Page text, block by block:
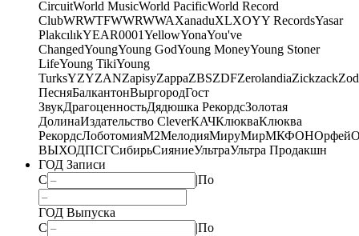
CircuitWorld MusicWorld PacificWorld Record
ClubWRWTFWWRWWAXanaduXLXOYY RecordsYasar
PlakcılıkYEAR0001YellowYonaYou've
ChangedYoungYoung GodYoung MoneyYoung Stoner
LifeYoung TikiYoung
TurksYZYZANZapisyZappaZBSZDFZerolandiaZickzack
ПесняБалкантонВыргородГост
ЗвукДрагоценностьДядюшка РекордсЗолотая
ДолинаИздательство CleverКАЧКлюкваКлюква
РекордсЛоботомияМ2МелодияМируМирМКФОНОрфей
ВЫХОДПСГСибирьСияниеУльтраУльтра Продакшн
ГОД Записи
С
|По
ГОД Выпуска
С
|По